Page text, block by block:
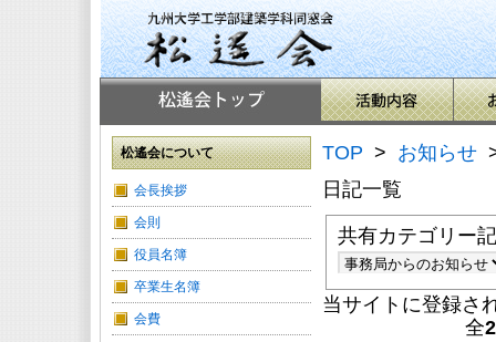
松遙会について
会長挨拶
会則
役員名簿
卒業生名簿
会費
TOP > お知らせ
日記一覧
共有カテゴリー
当サイトに登録さ
全2